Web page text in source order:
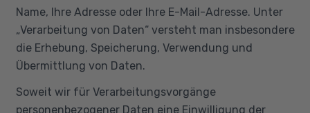
Name, Ihre Adresse oder Ihre E-Mail-Adresse. Unter
„Verarbeitung von Daten“ versteht man insbesondere
die Erhebung, Speicherung, Verwendung und
Übermittlung von Daten.
Soweit wir für Verarbeitungsvorgänge
personenbezogener Daten eine Einwilligung der